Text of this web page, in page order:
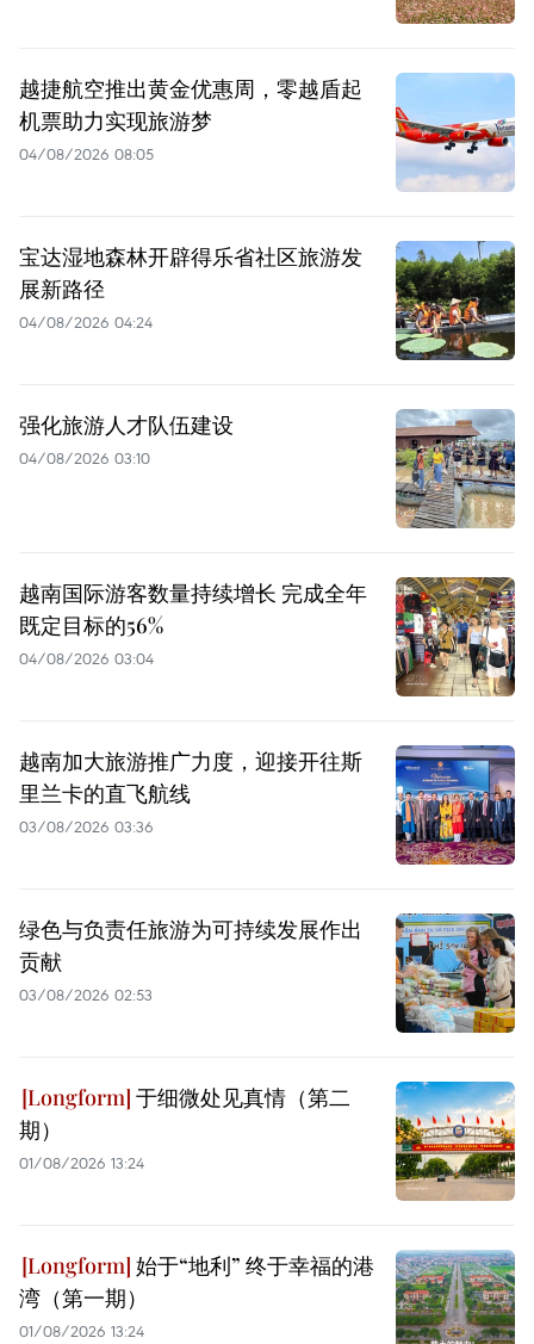
越捷航空推出黄金优惠周，零越盾起
机票助力实现旅游梦
04/08/2026 08:05
宝达湿地森林开辟得乐省社区旅游发
展新路径
04/08/2026 04:24
强化旅游人才队伍建设
04/08/2026 03:10
越南国际游客数量持续增长 完成全年
既定目标的56%
04/08/2026 03:04
越南加大旅游推广力度，迎接开往斯
里兰卡的直飞航线
03/08/2026 03:36
绿色与负责任旅游为可持续发展作出
贡献
03/08/2026 02:53
于细微处见真情（第二
期）
01/08/2026 13:24
始于“地利” 终于幸福的港
湾（第一期）
01/08/2026 13:24